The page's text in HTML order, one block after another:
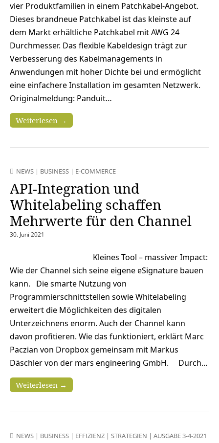
vier Produktfamilien in einem Patchkabel-Angebot.
Dieses brandneue Patchkabel ist das kleinste auf
dem Markt erhältliche Patchkabel mit AWG 24
Durchmesser. Das flexible Kabeldesign trägt zur
Verbesserung des Kabelmanagements in
Anwendungen mit hoher Dichte bei und ermöglicht
eine einfachere Installation im gesamten Netzwerk.
Originalmeldung: Panduit…
Weiterlesen →
NEWS | BUSINESS | E-COMMERCE
API-Integration und
Whitelabeling schaffen
Mehrwerte für den Channel
30. Juni 2021
Kleines Tool – massiver Impact:
Wie der Channel sich seine eigene eSignature bauen
kann. Die smarte Nutzung von
Programmierschnittstellen sowie Whitelabeling
erweitert die Möglichkeiten des digitalen
Unterzeichnens enorm. Auch der Channel kann
davon profitieren. Wie das funktioniert, erklärt Marc
Paczian von Dropbox gemeinsam mit Markus
Däschler von der mars engineering GmbH. Durch…
Weiterlesen →
NEWS | BUSINESS | EFFIZIENZ | STRATEGIEN | AUSGABE 3-4-2021